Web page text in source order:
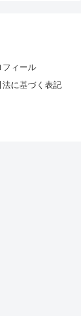
フィール
法に基づく表記